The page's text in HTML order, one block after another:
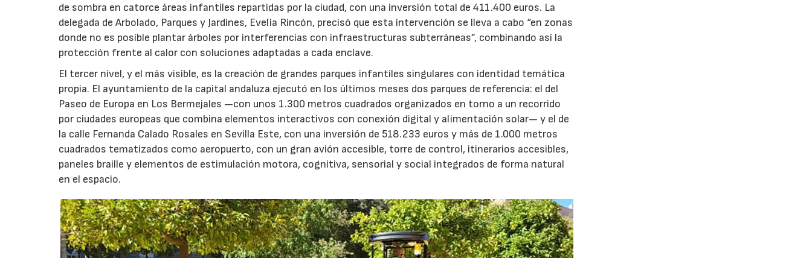
de sombra en catorce áreas infantiles repartidas por la ciudad, con una inversión total de 411.400 euros. La
delegada de Arbolado, Parques y Jardines, Evelia Rincón, precisó que esta intervención se lleva a cabo “en zonas
donde no es posible plantar árboles por interferencias con infraestructuras subterráneas”, combinando así la
protección frente al calor con soluciones adaptadas a cada enclave.
El tercer nivel, y el más visible, es la creación de grandes parques infantiles singulares con identidad temática
propia. El ayuntamiento de la capital andaluza ejecutó en los últimos meses dos parques de referencia: el del
Paseo de Europa en Los Bermejales —con unos 1.300 metros cuadrados organizados en torno a un recorrido
por ciudades europeas que combina elementos interactivos con conexión digital y alimentación solar— y el de
la calle Fernanda Calado Rosales en Sevilla Este, con una inversión de 518.233 euros y más de 1.000 metros
cuadrados tematizados como aeropuerto, con un gran avión accesible, torre de control, itinerarios accesibles,
paneles braille y elementos de estimulación motora, cognitiva, sensorial y social integrados de forma natural
en el espacio.